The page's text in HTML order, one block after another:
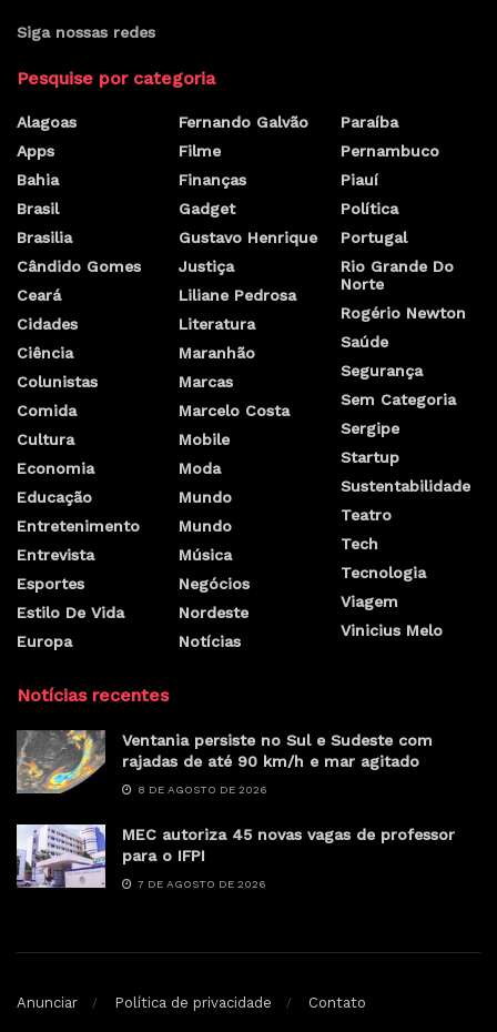
Siga nossas redes
Pesquise por categoria
Alagoas
Apps
Bahia
Brasil
Brasilia
Cândido Gomes
Ceará
Cidades
Ciência
Colunistas
Comida
Cultura
Economia
Educação
Entretenimento
Entrevista
Esportes
Estilo De Vida
Europa
Fernando Galvão
Filme
Finanças
Gadget
Gustavo Henrique
Justiça
Liliane Pedrosa
Literatura
Maranhão
Marcas
Marcelo Costa
Mobile
Moda
Mundo
Mundo
Música
Negócios
Nordeste
Notícias
Paraíba
Pernambuco
Piauí
Política
Portugal
Rio Grande Do
Norte
Rogério Newton
Saúde
Segurança
Sem Categoria
Sergipe
Startup
Sustentabilidade
Teatro
Tech
Tecnologia
Viagem
Vinicius Melo
Notícias recentes
Ventania persiste no Sul e Sudeste com
rajadas de até 90 km/h e mar agitado
8 DE AGOSTO DE 2026
MEC autoriza 45 novas vagas de professor
para o IFPI
7 DE AGOSTO DE 2026
Anunciar Política de privacidade Contato